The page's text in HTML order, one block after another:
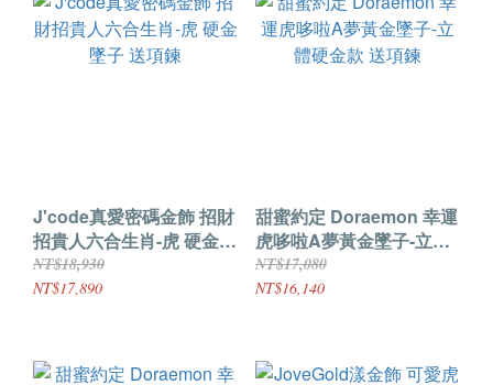
J'code真愛密碼金飾 招財
招貴人六合生肖-虎 硬金墜
子 送項鍊
NT$18,930
NT$17,890
甜蜜約定 Doraemon 幸運
虎哆啦A夢黃金墜子-立體
硬金款 送項鍊
NT$17,080
NT$16,140